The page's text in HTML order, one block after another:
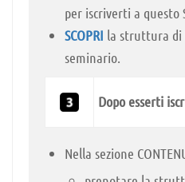
per iscriverti a questo
SCOPRI la struttura di
seminario.
Dopo esserti
Nella sezione